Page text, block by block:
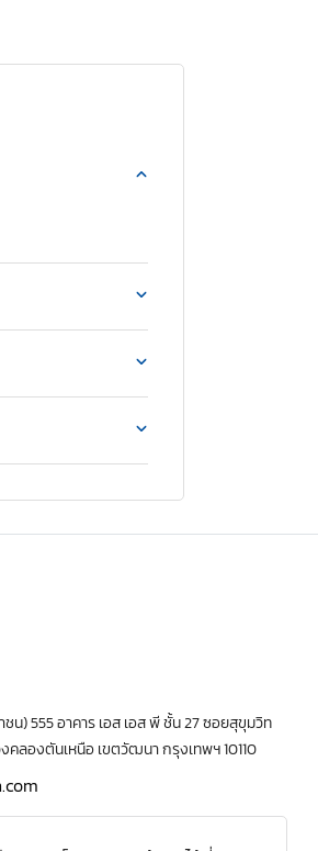
ยรายเดือนลงได้
) 555 อาคาร เอส เอส พี ชั้น 27 ซอยสุขุมวิท
ลองตันเหนือ เขตวัฒนา กรุงเทพฯ 10110